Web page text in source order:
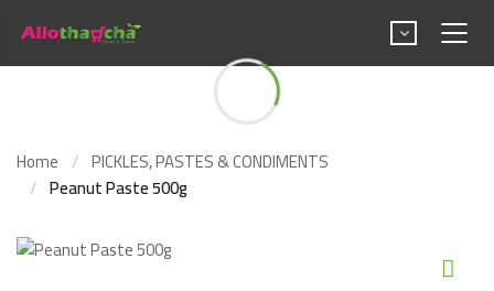
Peanut Paste 500g
Home
PICKLES, PASTES & CONDIMENTS
Peanut Paste 500g